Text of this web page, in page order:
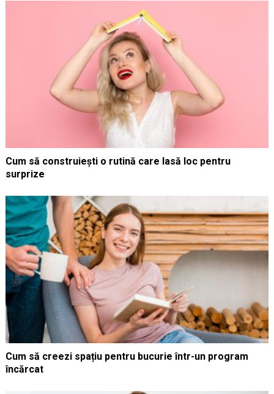
Cum să construiești o rutină care lasă loc pentru
surprize
Cum să creezi spațiu pentru bucurie într-un program
încărcat